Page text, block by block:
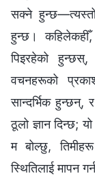
सक्‍ने
हुन्छ।
पिइरहेको
वचनहरूको
सान्दर्भिक
ठूलो ज्ञान दिन्छ;
म बोल्छु,
स्थितिलाई मापन